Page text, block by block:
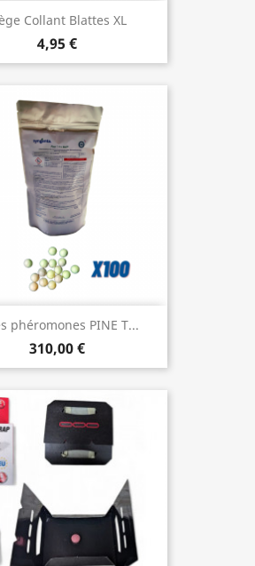
Collant Blattes XL
4,95 €
phéromones PINE T...
310,00 €